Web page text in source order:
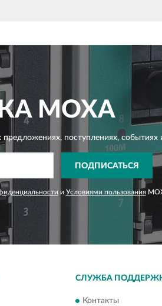
MOXA
поступлениях,
ПОДПИСАТЬСЯ
и Условиями пользования
СЛУЖБА
Контакты